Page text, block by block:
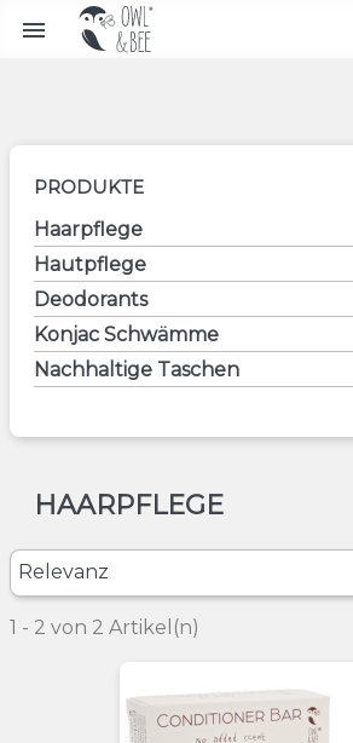

PRODUKTE
Haarpflege
Hautpflege
Deodorants
Konjac Schwämme
Nachhaltige Taschen
HAARPFLEGE
Relevanz
1 - 2 von 2 Artikel(n)